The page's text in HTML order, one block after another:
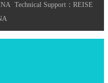
Technical Support： REISE